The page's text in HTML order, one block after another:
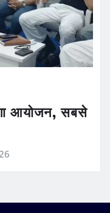
आयोजन, सबसे